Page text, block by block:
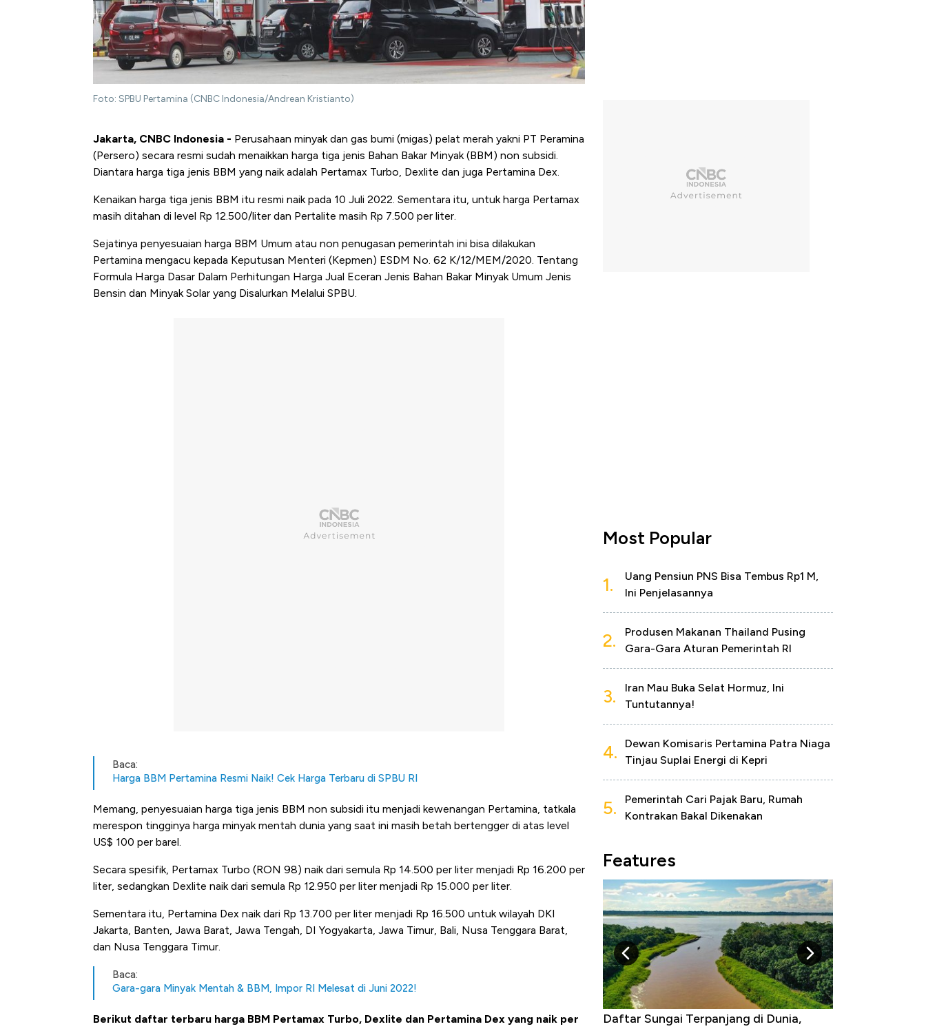
Foto: SPBU Pertamina (CNBC Indonesia/Andrean Kristianto)
Jakarta, CNBC Indonesia - Perusahaan minyak dan gas bumi (migas) pelat merah yakni PT Peramina
(Persero) secara resmi sudah menaikkan harga tiga jenis Bahan Bakar Minyak (BBM) non subsidi.
Diantara harga tiga jenis BBM yang naik adalah Pertamax Turbo, Dexlite dan juga Pertamina Dex.
Kenaikan harga tiga jenis BBM itu resmi naik pada 10 Juli 2022. Sementara itu, untuk harga Pertamax
masih ditahan di level Rp 12.500/liter dan Pertalite masih Rp 7.500 per liter.
Sejatinya penyesuaian harga BBM Umum atau non penugasan pemerintah ini bisa dilakukan
Pertamina mengacu kepada Keputusan Menteri (Kepmen) ESDM No. 62 K/12/MEM/2020. Tentang
Formula Harga Dasar Dalam Perhitungan Harga Jual Eceran Jenis Bahan Bakar Minyak Umum Jenis
Bensin dan Minyak Solar yang Disalurkan Melalui SPBU.
Baca:
Harga BBM Pertamina Resmi Naik! Cek Harga Terbaru di SPBU RI
Memang, penyesuaian harga tiga jenis BBM non subsidi itu menjadi kewenangan Pertamina, tatkala
merespon tingginya harga minyak mentah dunia yang saat ini masih betah bertengger di atas level
US$ 100 per barel.
Secara spesifik, Pertamax Turbo (RON 98) naik dari semula Rp 14.500 per liter menjadi Rp 16.200 per
liter, sedangkan Dexlite naik dari semula Rp 12.950 per liter menjadi Rp 15.000 per liter.
Sementara itu, Pertamina Dex naik dari Rp 13.700 per liter menjadi Rp 16.500 untuk wilayah DKI
Jakarta, Banten, Jawa Barat, Jawa Tengah, DI Yogyakarta, Jawa Timur, Bali, Nusa Tenggara Barat,
dan Nusa Tenggara Timur.
Baca:
Gara-gara Minyak Mentah & BBM, Impor RI Melesat di Juni 2022!
Berikut daftar terbaru harga BBM Pertamax Turbo, Dexlite dan Pertamina Dex yang naik per
Most Popular
1.
Uang Pensiun PNS Bisa Tembus Rp1 M,
Ini Penjelasannya
2.
Produsen Makanan Thailand Pusing
Gara-Gara Aturan Pemerintah RI
3.
Iran Mau Buka Selat Hormuz, Ini
Tuntutannya!
4.
Dewan Komisaris Pertamina Patra Niaga
Tinjau Suplai Energi di Kepri
5.
Pemerintah Cari Pajak Baru, Rumah
Kontrakan Bakal Dikenakan
Features
Begini Cara Korsel atasi Panas Tanpa ACDaftar Sungai Terpanjang di Dunia,
Negara yang Warganya Sering